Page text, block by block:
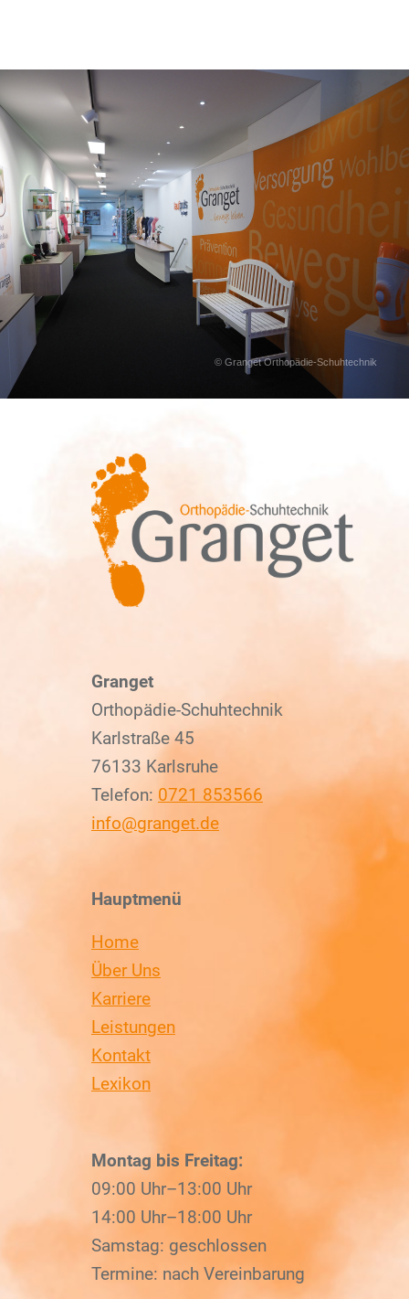
© Granget Orthopädie-Schuhtechnik
Granget
Orthopädie-Schuhtechnik
Karlstraße 45
76133 Karlsruhe
Telefon: 0721 853566
info@granget.de
Hauptmenü
Home
Über Uns
Karriere
Leistungen
Kontakt
Lexikon
Montag bis Freitag:
09:00 Uhr–13:00 Uhr
14:00 Uhr–18:00 Uhr
Samstag: geschlossen
Termine: nach Vereinbarung